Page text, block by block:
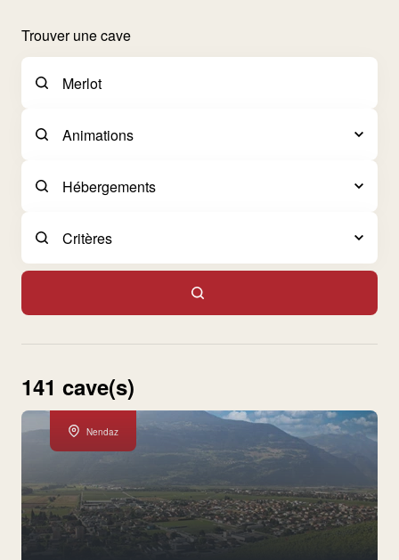
Trouver une cave
141 cave(s)
Nendaz